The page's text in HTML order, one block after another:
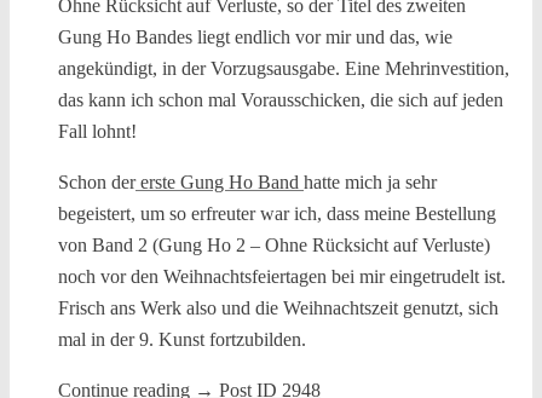
Ohne Rücksicht auf Verluste, so der Titel des zweiten
Gung Ho Bandes liegt endlich vor mir und das, wie
angekündigt, in der Vorzugsausgabe. Eine Mehrinvestition,
das kann ich schon mal Vorausschicken, die sich auf jeden
Fall lohnt!
Schon dererste Gung Ho Band hatte mich ja sehr
begeistert, um so erfreuter war ich, dass meine Bestellung
von Band 2 (Gung Ho 2 – Ohne Rücksicht auf Verluste)
noch vor den Weihnachtsfeiertagen bei mir eingetrudelt ist.
Frisch ans Werk also und die Weihnachtszeit genutzt, sich
mal in der 9. Kunst fortzubilden.
Continue reading → Post ID 2948